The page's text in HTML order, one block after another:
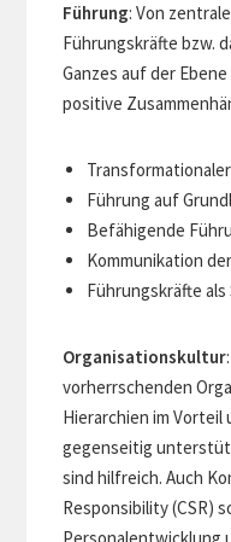
Führung: Von
Führungskräfte bzw.
Ganzes auf der
positive
Führung auf
Befähigende
Kommunikation
Führungskräfte
Organisationskultur
vorherrschenden
Hierarchien im Vorteil
gegenseitig
sind hilfreich. Auch
Responsibility (CSR)